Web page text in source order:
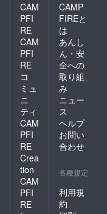
CAM
PFI
RE
CAM
PFI
RE
コ
ミュ
ニ
ティ
CAM
PFI
RE
Crea
tion
CAM
PFI
RE
CAMP
FIREと
は
あんし
ん・安
全への
取り組
み
ニュー
ス
ヘルプ
お問い
合わせ
各種規定
利用規
約